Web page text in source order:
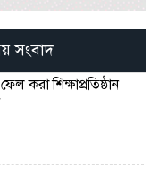
সংবাদ
করা শিক্ষাপ্রতিষ্ঠান